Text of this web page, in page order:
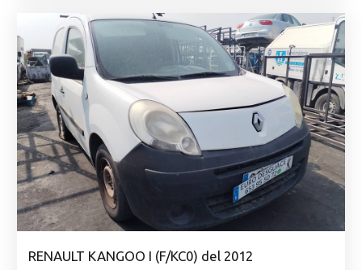
RENAULT KANGOO I (F/KC0) del 2012